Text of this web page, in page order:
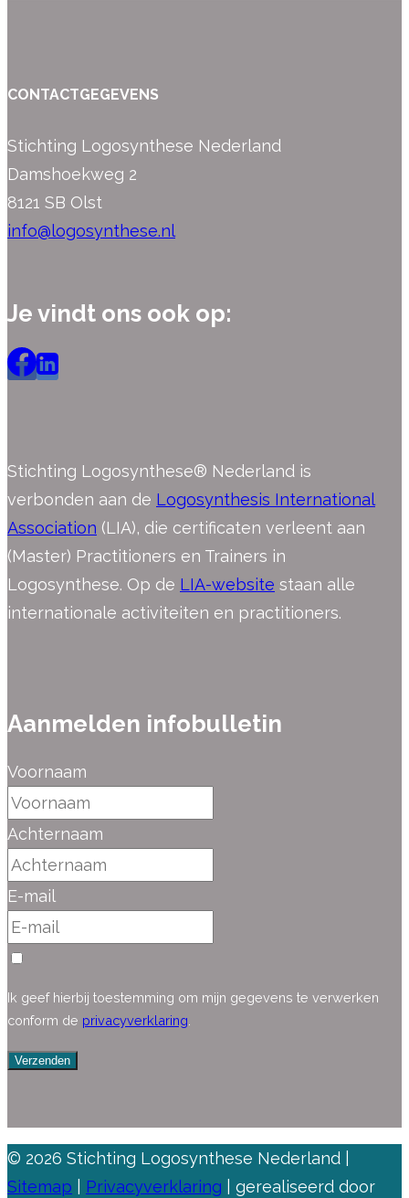
CONTACTGEGEVENS
Stichting Logosynthese Nederland
Damshoekweg 2
8121 SB Olst
info@logosynthese.nl
Je vindt ons ook op:
Stichting Logosynthese® Nederland is
verbonden aan de Logosynthesis International
Association (LIA), die certificaten verleent aan
(Master) Practitioners en Trainers in
Logosynthese. Op de LIA-website staan alle
internationale activiteiten en practitioners.
Aanmelden infobulletin
Voornaam
Achternaam
E-mail
Ik geef hierbij toestemming om mijn gegevens te verwerken
conform de privacyverklaring
Verzenden
© 2026 Stichting Logosynthese Nederland |
Sitemap
Privacyverklaring | gerealiseerd door